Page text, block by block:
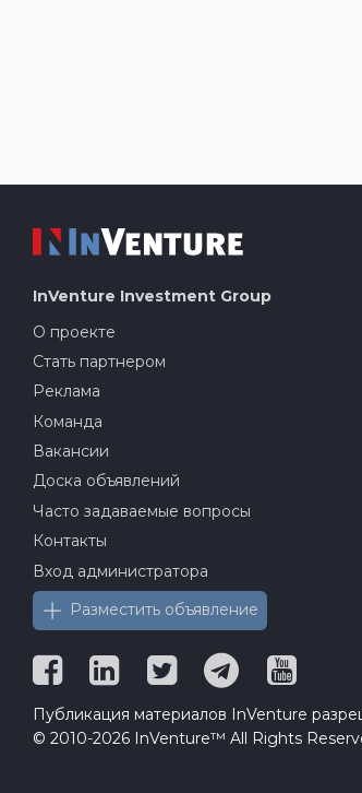
InVenture Investment Group
О проекте
Стать партнером
Реклама
Команда
Вакансии
Доска объявлений
Часто задаваемые вопросы
Контакты
Вход администратора
Разместить объявление
Публикация материалов InVenture
© 2010-2026 InVenture™ All Rights